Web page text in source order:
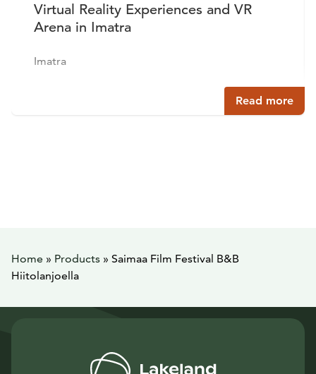
Virtual Reality Experiences and VR
Arena in Imatra
Imatra
Read more
Home » Products » Saimaa Film Festival B&B
Hiitolanjoella